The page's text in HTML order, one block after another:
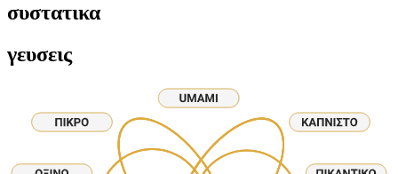
συστατικα
γευσεις